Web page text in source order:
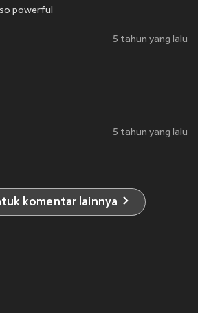
powerful
5 tahun yang lalu
5 tahun yang lalu
komentar lainnya